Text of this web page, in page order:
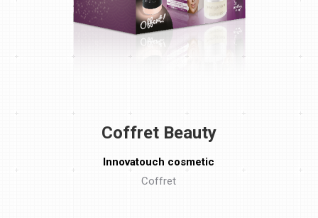
Coffret Beauty
Innovatouch cosmetic
Coffret